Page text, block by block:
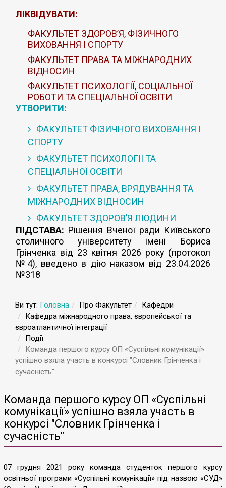
ЛІКВІДУВАТИ:
ФАКУЛЬТЕТ ЗДОРОВ’Я, ФІЗИЧНОГО
ВИХОВАННЯ І СПОРТУ
ФАКУЛЬТЕТ ПРАВА ТА МІЖНАРОДНИХ
ВІДНОСИН
ФАКУЛЬТЕТ ПСИХОЛОГІЇ, СОЦІАЛЬНОЇ
РОБОТИ ТА СПЕЦІАЛЬНОЇ ОСВІТИ
УТВОРИТИ:
ФАКУЛЬТЕТ ФІЗИЧНОГО ВИХОВАННЯ І
СПОРТУ
ФАКУЛЬТЕТ ПСИХОЛОГІЇ ТА
СПЕЦІАЛЬНОЇ ОСВІТИ
ФАКУЛЬТЕТ ПРАВА, ВРЯДУВАННЯ ТА
МІЖНАРОДНИХ ВІДНОСИН
ФАКУЛЬТЕТ ЗДОРОВ’Я ЛЮДИНИ
ПІДСТАВА: Рішення Вченої ради Київського
столичного університету імені Бориса
Грінченка від 23 квітня 2026 року (протокол
№4), введено в дію наказом від 23.04.2026
№318
Ви тут: Головна Про Факультет
Кафедри
Кафедра міжнародного права, європейської та
євроатлантичної інтеграції
Події
Команда першого курсу ОП «Суспільні комунікації»
успішно взяла участь в конкурсі "Словник Грінченка і
сучасність"
Команда першого курсу ОП «Суспільні
комунікації» успішно взяла участь в
конкурсі "Словник Грінченка і
сучасність"
07 грудня 2021 року команда студенток першого курсу
освітньої програми «Суспільні комунікації» під назвою «СУД»